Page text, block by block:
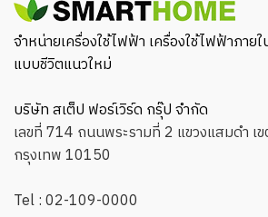
จำหน่ายเครื่องใช้ไฟฟ้า เครื่องใช้ไฟฟ้าภา
แบบชีวิตแนวใหม่
บริษัท สเต็ป ฟอร์เวิร์ด กรุ๊ป จำกัด
เลขที่ 714 ถนนพระรามที่ 2 แขวงแสมดำ เ
กรุงเทพ 10150
Tel :02-109-0000